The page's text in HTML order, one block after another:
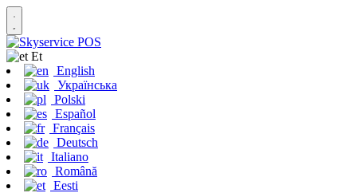
Et
English
Українська
Polski
Español
Français
Deutsch
Italiano
Română
Eesti